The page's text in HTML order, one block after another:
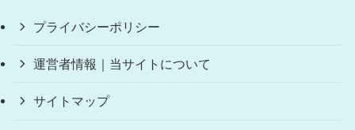
プライバシーポリシー
運営者情報｜当サイトについて
サイトマップ